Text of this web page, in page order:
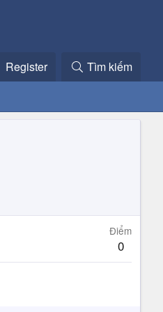
Register Tìm kiếm
Điểm
0